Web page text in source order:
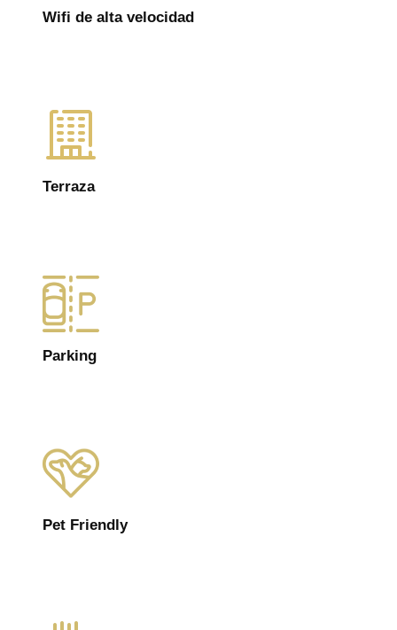
Wifi de alta velocidad
Terraza
Parking​
Pet Friendly